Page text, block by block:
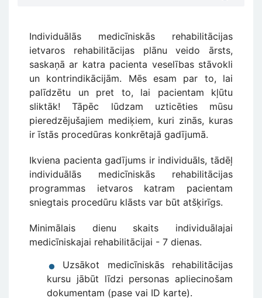
Individuālās medicīniskās rehabilitācijas
ietvaros rehabilitācijas plānu veido ārsts,
saskaņā ar katra pacienta veselības stāvokli
un kontrindikācijām. Mēs esam par to, lai
palīdzētu un pret to, lai pacientam kļūtu
sliktāk! Tāpēc lūdzam uzticēties mūsu
pieredzējušajiem mediķiem, kuri zinās, kuras
ir īstās procedūras konkrētajā gadījumā.
Ikviena pacienta gadījums ir individuāls, tādēļ
individuālās medicīniskās rehabilitācijas
programmas ietvaros katram pacientam
sniegtais procedūru klāsts var būt atšķirīgs.
Minimālais dienu skaits individuālajai
medicīniskajai rehabilitācijai - 7 dienas.
Uzsākot medicīniskās rehabilitācijas
kursu jābūt līdzi personas apliecinošam
dokumentam (pase vai ID karte).